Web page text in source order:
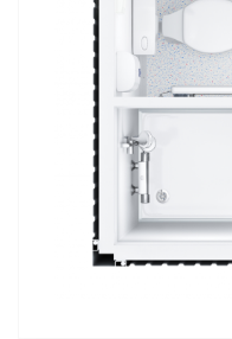
Amplària:1.800
Altura:2.800 mm
Potència:400 V
Aigua dolça:
Aigües residuals:
1 dutxa amb
1 rentamans
1 urinari
1 escalfador de
1 escalfador, 2